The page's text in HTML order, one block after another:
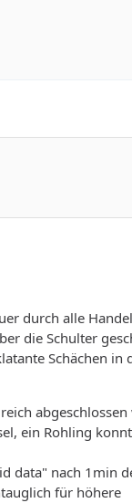
durch alle
die Schulter
Schächen in
abgeschlossen
ein Rohling
data" nach 1min
für höhere